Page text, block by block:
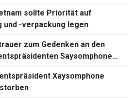
sollte Priorität auf
-verpackung legen
zum Gedenken an den
Saysomphone
Xaysomphone